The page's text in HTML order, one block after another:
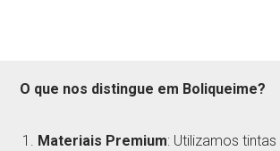
O que nos distingue em Boliqueime?
Materiais Premium: Utilizamos